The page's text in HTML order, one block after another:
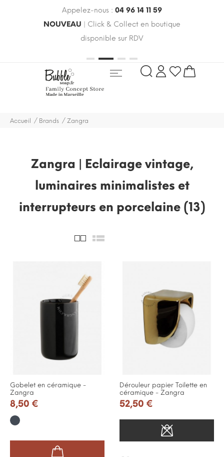
Appelez-nous : 04 96 14 11 59
NOUVEAU | Click & Collect en boutique
disponible sur RDV
Accueil Brands Zangra
Zangra | Eclairage vintage,
luminaires minimalistes et
interrupteurs en porcelaine (13)
Gobelet en céramique -
Zangra
8,50 €
Noir
Dérouleur papier Toilette en
céramique - Zangra
52,50 €